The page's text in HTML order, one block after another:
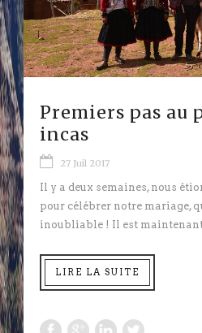
Premiers pas au
incas
27 Juil 2017
Il y a deux semaines, nous
pour célébrer notre mariage,
inoubliable ! Il est maintenant
LIRE LA SUITE